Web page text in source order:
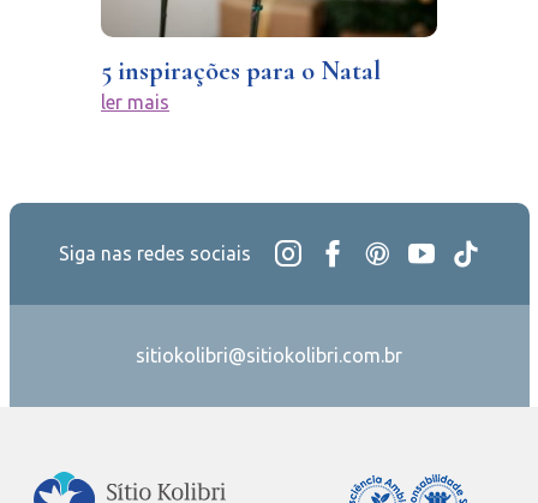
5 inspirações para o Natal
ler mais
Siga nas redes sociais
sitiokolibri@sitiokolibri.com.br